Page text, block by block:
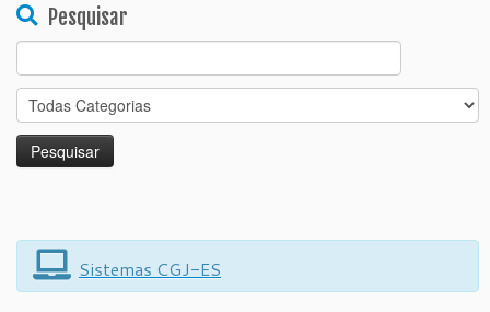
Pesquisar
Search
for:
Sistemas CGJ-ES